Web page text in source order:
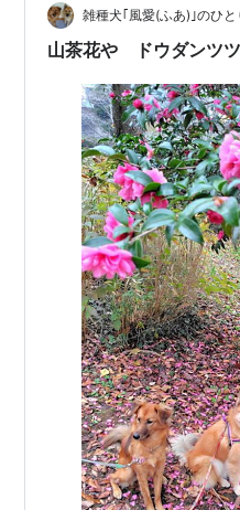
う。 でも麦には袖のある服
側はこんな感じ。 こう見
雑種犬｢風愛(ふあ)｣のひと
山茶花や ドウダンツ